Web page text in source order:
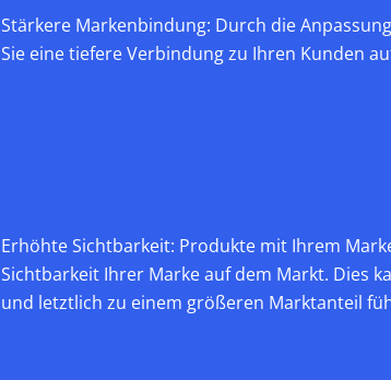
Stärkere Markenbindung: Durch die
Sie eine tiefere Verbindung zu Ihren Kunden
Erhöhte Sichtbarkeit: Produkte mit Ihrem
Sichtbarkeit Ihrer Marke auf dem Markt. Dies
und letztlich zu einem größeren Marktanteil